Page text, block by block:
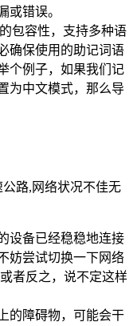
或错误。
包容性，支持多种语
确保使用的助记词语
个例子，如果我们记
为中文模式，那么导
路,网络状况不佳无
设备已经稳稳地连接
妨尝试切换一下网络
者反之，说不定这样
的障碍物，可能会干